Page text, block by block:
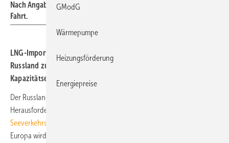
Nach Angaben des ISL sind derzeit weltweit 680 LNG-Tanker in
Fahrt.
LNG-Importe sollen Europas Abhängigkeit bei Erdgas von
Russland zu verringern. Es gibt jedoch zahlreiche
Kapazitätsengpässe, auch bei der LNG-Tankerflotte.
Der Russland-Ukraine-Krieg stellt die LNG-Schifffahrt vor sehr große
Herausforderungen. Ein Blick des
Seeverkehrswirtschaft und Logistik ISL
Europa wird deutlich, wie groß der Anstieg der Transport- und
GModG
Wärmepumpe
Heizungsförderung
Energiepreise